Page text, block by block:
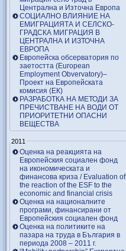
Централна и Източна Европа
СОЦИАЛНО ВЛИЯНИЕ НА
ЕМИГРАЦИЯТА И СЕЛСКО-
ГРАДСКА МИГРАЦИЯ В
ЦЕНТРАЛНА И ИЗТОЧНА
ЕВРОПА
Европейска обсерватория по
заетостта (European
Employment Obvervatory)–
Проект на Европейската
комисия (ЕК)
РАЗРАБОТКА НА МЕТОДИ ЗА
ПРЕЧИСТВАНЕ НА ВОДИ ОТ
ПРИОРИТЕТНИ ОПАСНИ
ВЕЩЕСТВА
2011
Оценка на реакцията на
Европейския социален фонд
на икономическата и
финансова криза / Evaluation of
the reaction of the ESF to the
economic and financial crisis
Оценка на националните
програми, финансирани от
Европейския социален фонд
Оценка на политиките на
пазара на труда в България в
периода 2008 – 2011 г.